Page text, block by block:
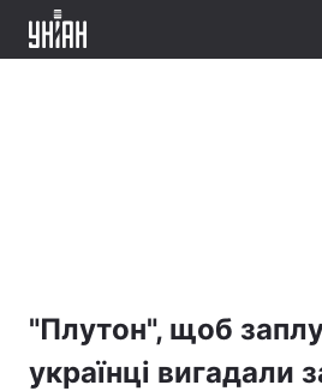
"Плутон", щоб
українці вигадали